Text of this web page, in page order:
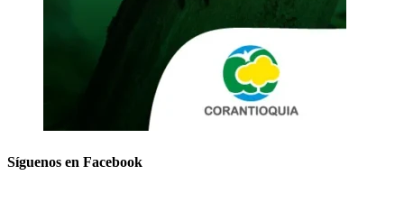
Síguenos en Facebook